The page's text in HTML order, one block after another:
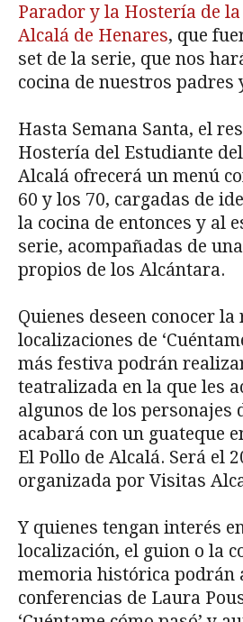
Parador y la Hostería de
Alcalá de Henares, que
set de la serie, que nos
cocina de nuestros padres
Hasta Semana Santa, el
Hostería del Estudiante
Alcalá ofrecerá un menú
60 y los 70, cargadas de
la cocina de entonces y al
serie, acompañadas de
propios de los Alcántara.
Quienes deseen conocer
localizaciones de
más festiva podrán
teatralizada en la que les
algunos de los personajes
acabará con un guateque
El Pollo de Alcalá. Será el
organizada por Visitas
Y quienes tengan interés
localización, el guion o la
memoria histórica podrán
conferencias de Laura